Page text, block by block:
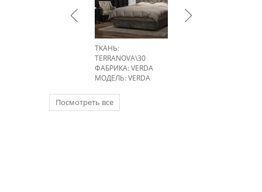
ТКАНЬ:
TERRANOVA\30
ФАБРИКА:VERDA
МОДЕЛЬ: VERDA
Посмотреть все